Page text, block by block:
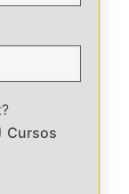
Cursos